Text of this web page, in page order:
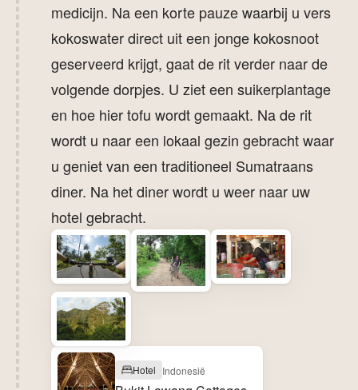
medicijn. Na een korte pauze waarbij u vers
kokoswater direct uit een jonge kokosnoot
geserveerd krijgt, gaat de rit verder naar de
volgende dorpjes. U ziet een suikerplantage
en hoe hier tofu wordt gemaakt. Na de rit
wordt u naar een lokaal gezin gebracht waar
u geniet van een traditioneel Sumatraans
diner. Na het diner wordt u weer naar uw
hotel gebracht.
Hotel Indonesië